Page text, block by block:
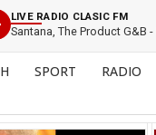
LIVE RADIO CLASIC FM
Santana, The Product G&B
SPORT RADIO